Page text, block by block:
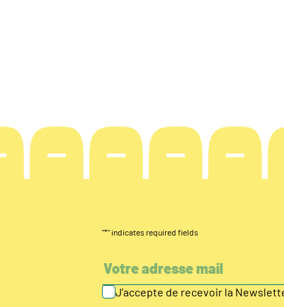
"*" indicates required fields
J’accepte de recevoir la